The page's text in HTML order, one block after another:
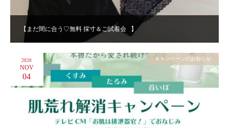
【まだ間に合う♡無料 採寸＆ご試着会⠀】
2020
NOV
04
キャンペーンのお知らせ